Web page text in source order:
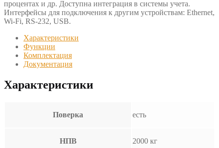
процентах и др. Доступна интеграция в системы учета.
Интерфейсы для подключения к другим устройствам: Ethernet,
Wi-Fi, RS-232, USB.
Характеристики
Функции
Комплектация
Документация
Характеристики
Поверка есть
НПВ 2000 кг